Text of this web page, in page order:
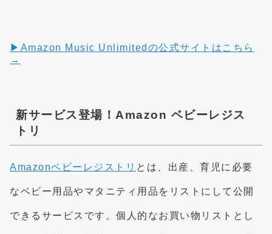
▶︎Amazon Music Unlimitedの公式サイトはこちら
→
新サービス登場！Amazon ベビーレジス
トリ
Amazonベビーレジストリ とは、出産、育児に必要
なベビー用品やマタニティ用品をリストにして公開
できるサービスです。個人的なお買い物リストとし